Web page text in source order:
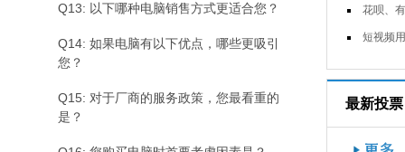
Q13: 以下哪种电脑销售方式更适合您？
Q14: 如果电脑有以下优点，哪些更吸引
您？
Q15: 对于厂商的服务政策，您最看重的
是？
花呗、有钱花等互联网消费信用贷使…
短视频用户的新冠肺炎疫苗接种意愿…
最新投票